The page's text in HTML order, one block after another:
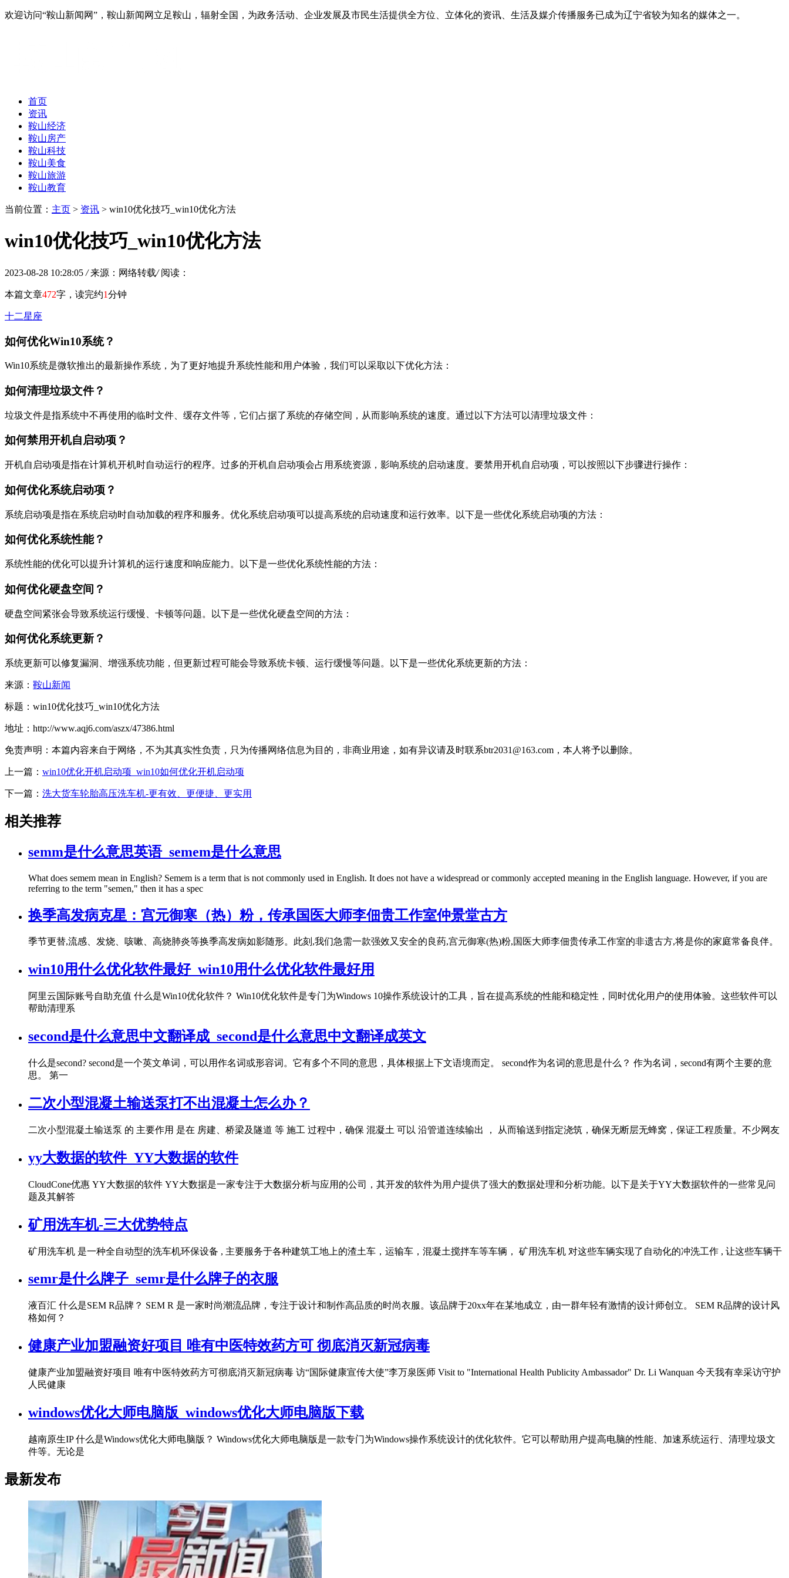
欢迎访问“鞍山新闻网”，鞍山新闻网立足鞍山，辐射全国，为政务活动、企业发展及市民生活提供全方位、立体化的资讯、生活及媒介传播服务已成为辽宁省较为知名的媒体之一。
首页
资讯
鞍山经济
鞍山房产
鞍山科技
鞍山美食
鞍山旅游
鞍山教育
当前位置： 主页 > 资讯 > win10优化技巧_win10优化方法
win10优化技巧_win10优化方法
2023-08-28 10:28:05 / 来源：网络转载/ 阅读：
本篇文章472字，读完约1分钟
十二星座
如何优化Win10系统？
Win10系统是微软推出的最新操作系统，为了更好地提升系统性能和用户体验，我们可以采取以下优化方法：
如何清理垃圾文件？
垃圾文件是指系统中不再使用的临时文件、缓存文件等，它们占据了系统的存储空间，从而影响系统的速度。通过以下方法可以清理垃圾文件：
如何禁用开机自启动项？
开机自启动项是指在计算机开机时自动运行的程序。过多的开机自启动项会占用系统资源，影响系统的启动速度。要禁用开机自启动项，可以按照以下步骤进行操作：
如何优化系统启动项？
系统启动项是指在系统启动时自动加载的程序和服务。优化系统启动项可以提高系统的启动速度和运行效率。以下是一些优化系统启动项的方法：
如何优化系统性能？
系统性能的优化可以提升计算机的运行速度和响应能力。以下是一些优化系统性能的方法：
如何优化硬盘空间？
硬盘空间紧张会导致系统运行缓慢、卡顿等问题。以下是一些优化硬盘空间的方法：
如何优化系统更新？
系统更新可以修复漏洞、增强系统功能，但更新过程可能会导致系统卡顿、运行缓慢等问题。以下是一些优化系统更新的方法：
来源： 鞍山新闻
标题：win10优化技巧_win10优化方法
地址：http://www.aqj6.com/aszx/47386.html
免责声明：本篇内容来自于网络，不为其真实性负责，只为传播网络信息为目的，非商业用途，如有异议请及时联系btr2031@163.com，本人将予以删除。
上一篇： win10优化开机启动项_win10如何优化开机启动项
下一篇： 洗大货车轮胎高压洗车机-更有效、更便捷、更实用
相关推荐
semm是什么意思英语_semem是什么意思
What does semem mean in English? Semem is a term that is not commonly used in English. It does not have a widespread or commonly accepted meaning in the English language. However, if you are
referring to the term "semen," then it has a spec
换季高发病克星：宫元御寒（热）粉，传承国医大师李佃贵工作室仲景堂古方
季节更替,流感、发烧、咳嗽、高烧肺炎等换季高发病如影随形。此刻,我们急需一款强效又安全的良药,宫元御寒(热)粉,国医大师李佃贵传承工作室的非遗古方,将是你的家庭常备良伴。
win10用什么优化软件最好_win10用什么优化软件最好用
阿里云国际账号自助充值 什么是Win10优化软件？ Win10优化软件是专门为Windows 10操作系统设计的工具，旨在提高系统的性能和稳定性，同时优化用户的使用体验。这些软件可以
帮助清理系
second是什么意思中文翻译成_second是什么意思中文翻译成英文
什么是second? second是一个英文单词，可以用作名词或形容词。它有多个不同的意思，具体根据上下文语境而定。 second作为名词的意思是什么？ 作为名词，second有两个主要的意
思。 第一
二次小型混凝土输送泵打不出混凝土怎么办？
二次小型混凝土输送泵 的 主要作用 是在 房建、桥梁及隧道 等 施工 过程中，确保 混凝土 可以 沿管道连续输出 ， 从而输送到指定浇筑，确保无断层无蜂窝，保证工程质量。不少网友
yy大数据的软件_YY大数据的软件
CloudCone优惠 YY大数据的软件 YY大数据是一家专注于大数据分析与应用的公司，其开发的软件为用户提供了强大的数据处理和分析功能。以下是关于YY大数据软件的一些常见问
题及其解答
矿用洗车机-三大优势特点
矿用洗车机 是一种全自动型的洗车机环保设备 , 主要服务于各种建筑工地上的渣土车，运输车，混凝土搅拌车等车辆， 矿用洗车机 对这些车辆实现了自动化的冲洗工作 , 让这些车辆干
semr是什么牌子_semr是什么牌子的衣服
液百汇 什么是SEM R品牌？ SEM R 是一家时尚潮流品牌，专注于设计和制作高品质的时尚衣服。该品牌于20xx年在某地成立，由一群年轻有激情的设计师创立。 SEM R品牌的设计风
格如何？
健康产业加盟融资好项目 唯有中医特效药方可 彻底消灭新冠病毒
健康产业加盟融资好项目 唯有中医特效药方可彻底消灭新冠病毒 访“国际健康宣传大使”李万泉医师 Visit to "International Health Publicity Ambassador" Dr. Li Wanquan 今天我有幸采访守护
人民健康
windows优化大师电脑版_windows优化大师电脑版下载
越南原生IP 什么是Windows优化大师电脑版？ Windows优化大师电脑版是一款专门为Windows操作系统设计的优化软件。它可以帮助用户提高电脑的性能、加速系统运行、清理垃圾文
件等。无论是
最新发布